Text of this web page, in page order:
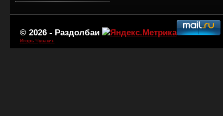
© 2026 - Раздолбаи
Игорь Чувакин